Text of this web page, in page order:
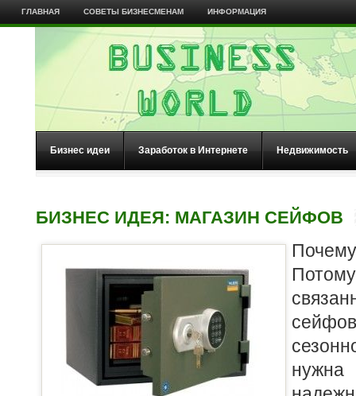
ГЛАВНАЯ СОВЕТЫ БИЗНЕСМЕНАМ ИНФОРМАЦИЯ
Бизнес идеи Заработок в Интернете Недвижимость
БИЗНЕС ИДЕЯ: МАГАЗИН СЕЙФОВ